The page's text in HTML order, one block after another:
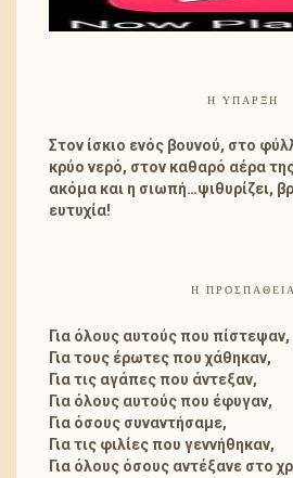
Η ΎΠΑΡΞΗ
Στον ίσκιο ενός βουνού, στο
κρύο νερό, στον καθαρό αέρα
ακόμα και η σιωπή…ψιθυρίζει,
ευτυχία!
Η ΠΡΟΣΠΑΘΕΙΑ
Για όλους αυτούς που πίστεψαν,
Για τους έρωτες που χάθηκαν,
Για τις αγάπες που άντεξαν,
Για όλους αυτούς που έφυγαν,
Για όσους συναντήσαμε,
Για τις φιλίες που γεννήθηκαν,
Για όλους όσους αντέξανε στο